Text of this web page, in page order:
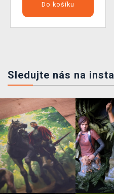
Do košíku
Sledujte nás na